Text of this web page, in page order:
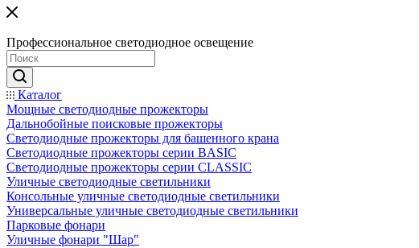
Профессиональное светодиодное освещение
Каталог
Мощные светодиодные прожекторы
Дальнобойные поисковые прожекторы
Светодиодные прожекторы для башенного крана
Светодиодные прожекторы серии BASIC
Светодиодные прожекторы серии CLASSIC
Уличные светодиодные светильники
Консольные уличные светодиодные светильники
Универсальные уличные светодиодные светильники
Парковые фонари
Уличные фонари "Шар"